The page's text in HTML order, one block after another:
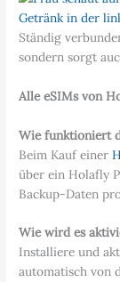
Ständig
sondern sorgt
Alle eSIMs von
Wie funktioniert
Beim Kauf einer
über ein Holafly
Backup-Daten
Wie wird es
Installiere und
automatisch von